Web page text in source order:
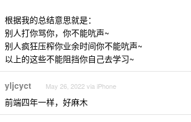
根据我的总结意思就是：
别人打你骂你，你不能吭声~
别人疯狂压榨你业余时间你不能吭声~
以上的这些不能阻挡你自己去学习~
yljcyct May 26, 2022 via iPhone
前端四年一样，好麻木